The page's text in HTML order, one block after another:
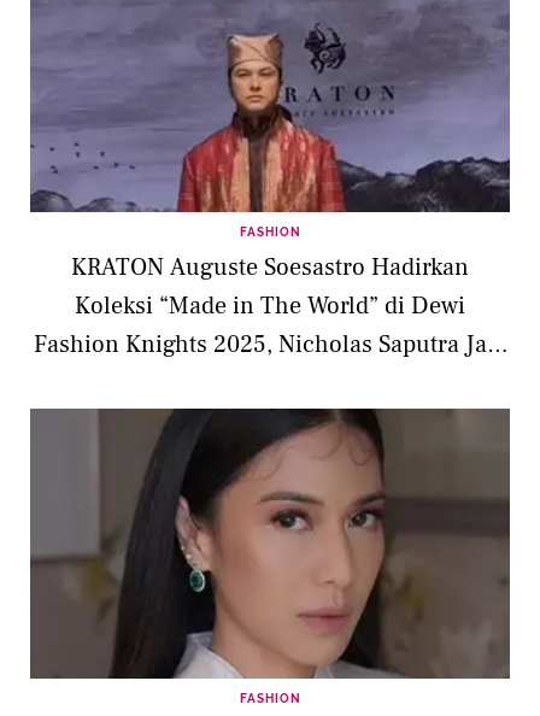
FASHION
KRATON Auguste Soesastro Hadirkan
Koleksi “Made in The World” di Dewi
Fashion Knights 2025, Nicholas Saputra Jadi
FASHION